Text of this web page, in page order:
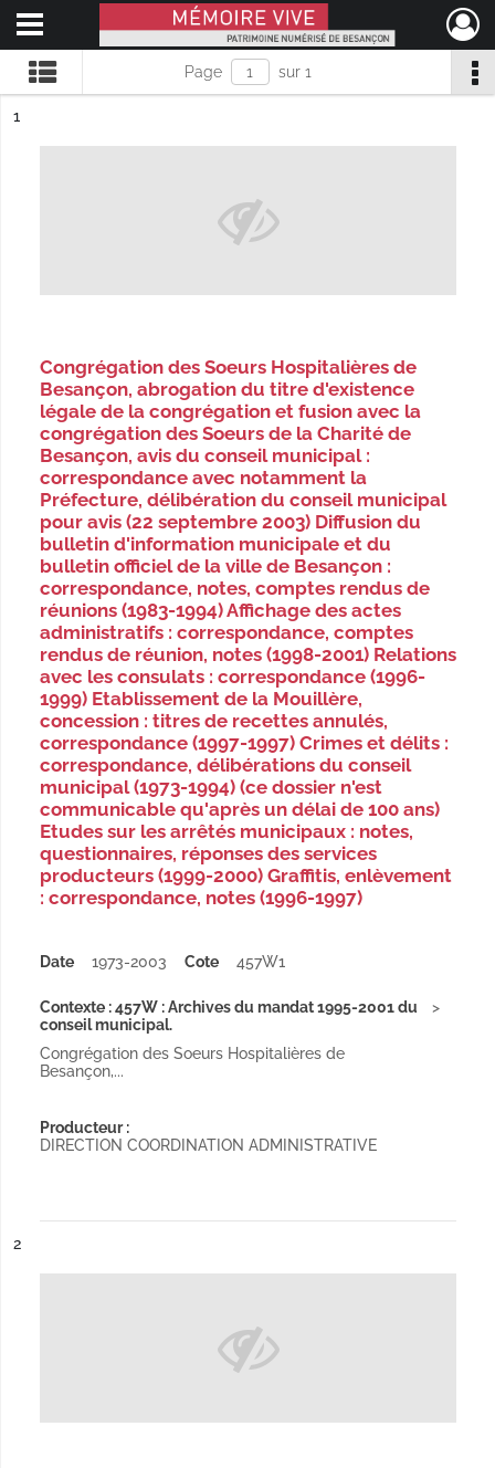
Mémoire Vive patrimoine numérisé de Besançon
Ouvrir le menu déroulant
Page sur 1
n°
1
Congrégation des Soeurs Hospitalières de
Besançon, abrogation du titre d'existence
légale de la congrégation et fusion avec la
congrégation des Soeurs de la Charité de
Besançon, avis du conseil municipal :
correspondance avec notamment la
Préfecture, délibération du conseil municipal
pour avis (22 septembre 2003) Diffusion du
bulletin d'information municipale et du
bulletin officiel de la ville de Besançon :
correspondance, notes, comptes rendus de
réunions (1983-1994) Affichage des actes
administratifs : correspondance, comptes
rendus de réunion, notes (1998-2001) Relations
avec les consulats : correspondance (1996-
1999) Etablissement de la Mouillère,
concession : titres de recettes annulés,
correspondance (1997-1997) Crimes et délits :
correspondance, délibérations du conseil
municipal (1973-1994) (ce dossier n'est
communicable qu'après un délai de 100 ans)
Etudes sur les arrêtés municipaux : notes,
questionnaires, réponses des services
producteurs (1999-2000) Graffitis, enlèvement
: correspondance, notes (1996-1997)
Date 1973-2003 Cote 457W1
Contexte : 457W : Archives du mandat 1995-2001 du
conseil municipal.
Congrégation des Soeurs Hospitalières de
Besançon,...
Producteur :
DIRECTION COORDINATION ADMINISTRATIVE
n°
2